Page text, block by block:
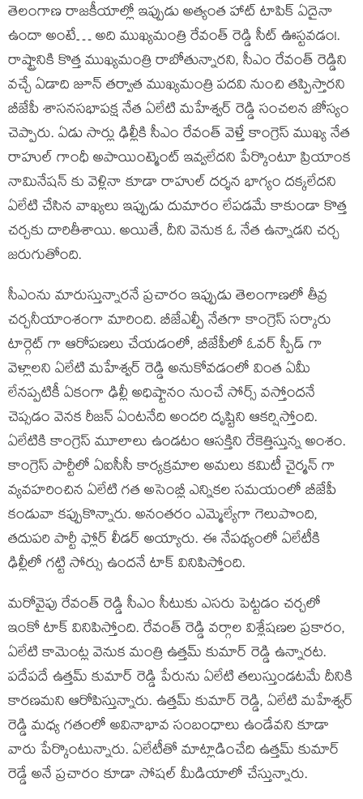
తెలంగాణ రాజ‌కీయాల్లో ఇప్పుడు అత్యంత హాట్ టాపిక్ ఏదైనా
ఉందా అంటే… అది ముఖ్య‌మంత్రి రేవంత్ రెడ్డి సీట్ ఊస్ట‌వ‌డం!.
రాష్ట్రానికి కొత్త ముఖ్యమంత్రి రాబోతున్నారని, సీఎం రేవంత్ రెడ్డిని
వచ్చే ఏడాది జూన్ తర్వాత ముఖ్యమంత్రి పదవి నుంచి తప్పిస్తారని
బీజేపీ శాస‌న‌స‌భాప‌క్ష నేత ఏలేటి మహేశ్వర్ రెడ్డి సంచ‌ల‌న జోస్యం
చెప్పారు. ఏడు సార్లు ఢిల్లీకి సీఎం రేవంత్ వెళ్తే కాంగ్రెస్ ముఖ్య నేత‌
రాహుల్ గాంధీ అపాయింట్మెంట్ ఇవ్వలేదని పేర్కొంటూ ప్రియాంక
నామినేషన్ కు వెళ్లినా కూడా రాహుల్ దర్శన భాగ్యం దక్కలేదని
ఏలేటి చేసిన వాఖ్యలు ఇప్పుడు దుమారం లేపడమే కాకుండా కొత్త
చ‌ర్చ‌కు దారితీశాయి. అయితే, దీని వెనుక ఓ నేత ఉన్నాడ‌ని చ‌ర్చ
జ‌రుగుతోంది.
సీఎంను మారుస్తున్నారనే ప్రచారం ఇప్పుడు తెలంగాణ‌లో తీవ్ర
చ‌ర్చ‌నీయాంశంగా మారింది. బీజేఎల్పీ నేత‌గా కాంగ్రెస్ సర్కారు
టార్గెట్ గా ఆరోపణలు చేయ‌డంలో, బీజేపీలో ఓవర్ స్పీడ్ గా
వెళ్లాలని ఏలేటి మహేశ్వర్ రెడ్డి అనుకోవ‌డంలో వింత ఏమీ
లేన‌ప్ప‌టికీ ఏకంగా ఢిల్లీ అధిష్టానం నుంచే సోర్స్ వస్తోందనే
చెప్సడం వెనక రీజ‌న్ ఏంట‌నేది అంద‌రి దృష్టిని ఆక‌ర్షిస్తోంది.
ఏలేటికి కాంగ్రెస్ మూలాలు ఉండ‌టం ఆస‌క్తిని రేకెత్తిస్తున్న అంశం.
కాంగ్రెస్ పార్టీలో ఏఐసీసీ కార్యక్రమాల అమలు కమిటీ చైర్మన్‌ గా
వ్యవహరించిన ఏలేటి గ‌త అసెంబ్లీ ఎన్నిక‌ల స‌మ‌యంలో బీజేపీ
కండువా క‌ప్పుకొన్నారు. అనంత‌రం ఎమ్మెల్యేగా గెలుపొంది,
త‌దుప‌రి పార్టీ ఫ్లోర్ లీడర్ అయ్యారు. ఈ నేప‌థ్యంలో ఏలేటీకి
ఢిల్లీలో గ‌ట్టి సోర్సు ఉంద‌నే టాక్ వినిపిస్తోంది.
మ‌రోవైపు రేవంత్ రెడ్డి సీఎం సీటుకు ఎస‌రు పెట్ట‌డం చ‌ర్చ‌లో
ఇంకో టాక్ వినిపిస్తోంది. రేవంత్ రెడ్డి వ‌ర్గాల విశ్లేష‌ణ‌ల ప్ర‌కారం,
ఏలేటి కామెంట్ల వెనుక మంత్రి ఉత్త‌మ్ కుమార్ రెడ్డి ఉన్నార‌ట‌.
పదేపదే ఉత్తమ్ కుమార్ రెడ్డి పేరును ఏలేటి తలుస్తుండ‌ట‌మే దీనికి
కార‌ణ‌మ‌ని ఆరోపిస్తున్నారు. ఉత్తమ్ కుమార్ రెడ్డి, ఏలేటి మహేశ్వర్
రెడ్డి మధ్య గతంలో అవినాభావ సంబంధాలు ఉండేవని కూడా
వారు పేర్కొంటున్నారు. ఏలేటీతో మాట్లాడించేది ఉత్తమ్ కుమార్
రెడ్డే అనే ప్ర‌చారం కూడా సోష‌ల్ మీడియాలో చేస్తున్నారు.